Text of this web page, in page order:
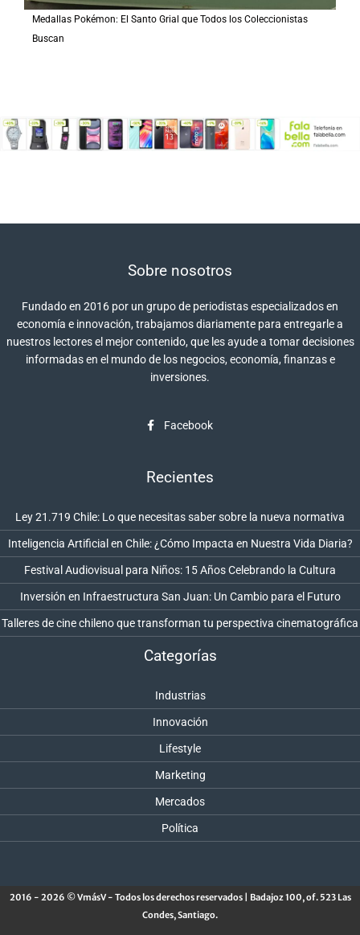
Medallas Pokémon: El Santo Grial que Todos los Coleccionistas
Buscan
Sobre nosotros
Fundado en 2016 por un grupo de periodistas especializados en
economía e innovación, trabajamos diariamente para entregarle a
nuestros lectores el mejor contenido, que les ayude a tomar decisiones
informadas en el mundo de los negocios, economía, finanzas e
inversiones.
Facebook
Recientes
Ley 21.719 Chile: Lo que necesitas saber sobre la nueva normativa
Inteligencia Artificial en Chile: ¿Cómo Impacta en Nuestra Vida Diaria?
Festival Audiovisual para Niños: 15 Años Celebrando la Cultura
Inversión en Infraestructura San Juan: Un Cambio para el Futuro
Talleres de cine chileno que transforman tu perspectiva cinematográfica
Categorías
Industrias
Innovación
Lifestyle
Marketing
Mercados
Política
2016 - 2026 © VmásV - Todos los derechos reservados | Badajoz 100, of. 523 Las
Condes, Santiago.